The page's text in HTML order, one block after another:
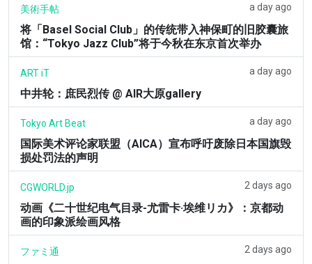
美術手帖 a day ago
将「Basel Social Club」的传统带入神保町的旧胶囊旅
馆：“Tokyo Jazz Club”将于今秋在东京首次举办
ART iT a day ago
中井轮：庶民烈传 @ AIR大原gallery
Tokyo Art Beat a day ago
国际美术评论家联盟（AICA）宣布呼吁废除日本国旗毁
损处罚法的声明
CGWORLD.jp 2 days ago
动画《二十世纪电气目录-尤雷卡·埃维リカ》：京都动
画的印象派绘画风格
ファミ通 2 days ago